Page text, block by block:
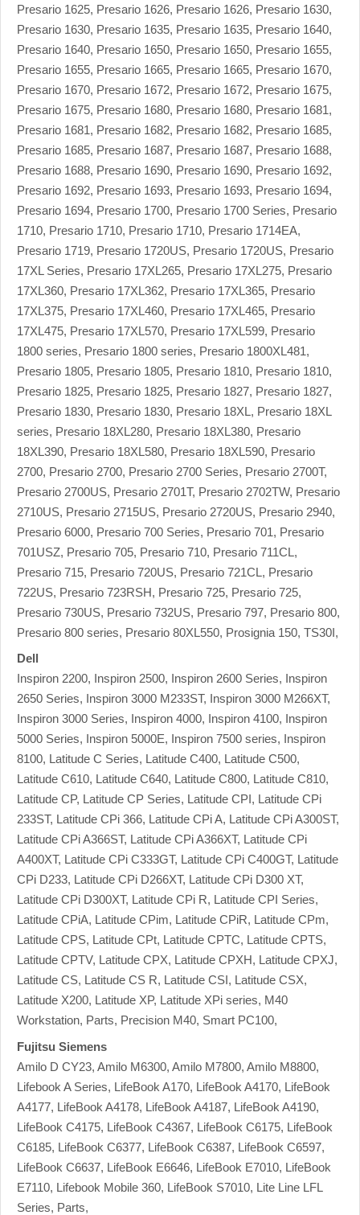
Presario 1625, Presario 1626, Presario 1626, Presario 1630,
Presario 1630, Presario 1635, Presario 1635, Presario 1640,
Presario 1640, Presario 1650, Presario 1650, Presario 1655,
Presario 1655, Presario 1665, Presario 1665, Presario 1670,
Presario 1670, Presario 1672, Presario 1672, Presario 1675,
Presario 1675, Presario 1680, Presario 1680, Presario 1681,
Presario 1681, Presario 1682, Presario 1682, Presario 1685,
Presario 1685, Presario 1687, Presario 1687, Presario 1688,
Presario 1688, Presario 1690, Presario 1690, Presario 1692,
Presario 1692, Presario 1693, Presario 1693, Presario 1694,
Presario 1694, Presario 1700, Presario 1700 Series, Presario
1710, Presario 1710, Presario 1710, Presario 1714EA,
Presario 1719, Presario 1720US, Presario 1720US, Presario
17XL Series, Presario 17XL265, Presario 17XL275, Presario
17XL360, Presario 17XL362, Presario 17XL365, Presario
17XL375, Presario 17XL460, Presario 17XL465, Presario
17XL475, Presario 17XL570, Presario 17XL599, Presario
1800 series, Presario 1800 series, Presario 1800XL481,
Presario 1805, Presario 1805, Presario 1810, Presario 1810,
Presario 1825, Presario 1825, Presario 1827, Presario 1827,
Presario 1830, Presario 1830, Presario 18XL, Presario 18XL
series, Presario 18XL280, Presario 18XL380, Presario
18XL390, Presario 18XL580, Presario 18XL590, Presario
2700, Presario 2700, Presario 2700 Series, Presario 2700T,
Presario 2700US, Presario 2701T, Presario 2702TW, Presario
2710US, Presario 2715US, Presario 2720US, Presario 2940,
Presario 6000, Presario 700 Series, Presario 701, Presario
701USZ, Presario 705, Presario 710, Presario 711CL,
Presario 715, Presario 720US, Presario 721CL, Presario
722US, Presario 723RSH, Presario 725, Presario 725,
Presario 730US, Presario 732US, Presario 797, Presario 800,
Presario 800 series, Presario 80XL550, Prosignia 150, TS30I,
Dell
Inspiron 2200, Inspiron 2500, Inspiron 2600 Series, Inspiron
2650 Series, Inspiron 3000 M233ST, Inspiron 3000 M266XT,
Inspiron 3000 Series, Inspiron 4000, Inspiron 4100, Inspiron
5000 Series, Inspiron 5000E, Inspiron 7500 series, Inspiron
8100, Latitude C Series, Latitude C400, Latitude C500,
Latitude C610, Latitude C640, Latitude C800, Latitude C810,
Latitude CP, Latitude CP Series, Latitude CPI, Latitude CPi
233ST, Latitude CPi 366, Latitude CPi A, Latitude CPi A300ST,
Latitude CPi A366ST, Latitude CPi A366XT, Latitude CPi
A400XT, Latitude CPi C333GT, Latitude CPi C400GT, Latitude
CPi D233, Latitude CPi D266XT, Latitude CPi D300 XT,
Latitude CPi D300XT, Latitude CPi R, Latitude CPI Series,
Latitude CPiA, Latitude CPim, Latitude CPiR, Latitude CPm,
Latitude CPS, Latitude CPt, Latitude CPTC, Latitude CPTS,
Latitude CPTV, Latitude CPX, Latitude CPXH, Latitude CPXJ,
Latitude CS, Latitude CS R, Latitude CSI, Latitude CSX,
Latitude X200, Latitude XP, Latitude XPi series, M40
Workstation, Parts, Precision M40, Smart PC100,
Fujitsu Siemens
Amilo D CY23, Amilo M6300, Amilo M7800, Amilo M8800,
Lifebook A Series, LifeBook A170, LifeBook A4170, LifeBook
A4177, LifeBook A4178, LifeBook A4187, LifeBook A4190,
LifeBook C4175, LifeBook C4367, LifeBook C6175, LifeBook
C6185, LifeBook C6377, LifeBook C6387, LifeBook C6597,
LifeBook C6637, LifeBook E6646, LifeBook E7010, LifeBook
E7110, Lifebook Mobile 360, LifeBook S7010, Lite Line LFL
Series, Parts,